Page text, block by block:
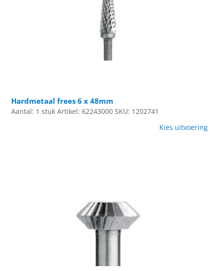
Hardmetaal frees 6 x 48mm
Aantal: 1 stuk Artikel: 62243000 SKU: 1202741
Kies uitvoering